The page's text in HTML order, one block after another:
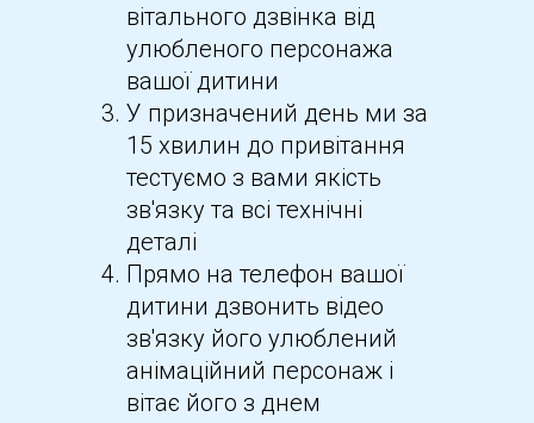
вітального дзвінка від
улюбленого персонажа
вашої дитини
У призначений день ми за
15 хвилин до привітання
тестуємо з вами якість
зв'язку та всі технічні
деталі
Прямо на телефон вашої
дитини дзвонить відео
зв'язку його улюблений
анімаційний персонаж і
вітає його з днем